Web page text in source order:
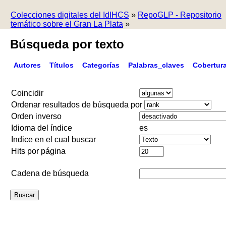
Colecciones digitales del IdIHCS » RepoGLP - Repositorio
temático sobre el Gran La Plata »
Búsqueda por texto
Autores Títulos Categorías Palabras_claves
Coincidir
Ordenar resultados de búsqueda por
Orden inverso
Idioma del índice
es
Indice en el cual buscar
Hits por página
Cadena de búsqueda